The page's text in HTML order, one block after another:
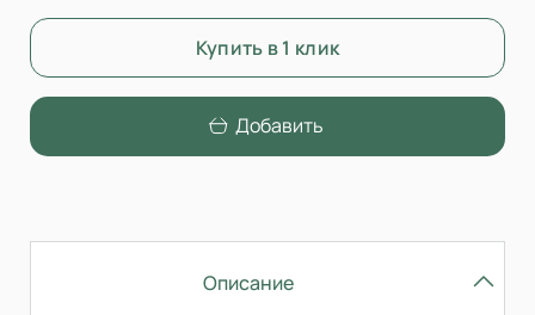
Купить в 1 клик
Добавить
Описание